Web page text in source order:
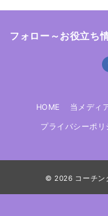
フォロー～お役立ち
HOME 当メディ
プライバシーポリ
© 2026 コーチン